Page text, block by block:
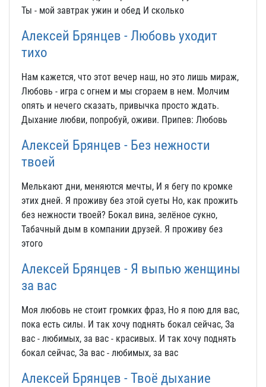
Ты - мой завтрак ужин и обед И сколько
Алексей Брянцев - Любовь уходит
тихо
Нам кажется, что этот вечер наш, но это лишь мираж,
Любовь - игра с огнем и мы сгораем в нем. Молчим
опять и нечего сказать, привычка просто ждать.
Дыхание любви, попробуй, оживи. Припев: Любовь
Алексей Брянцев - Без нежности
твоей
Мелькают дни, меняются мечты, И я бегу по кромке
этих дней. Я проживу без этой суеты Но, как прожить
без нежности твоей? Бокал вина, зелёное сукно,
Табачный дым в компании друзей. Я проживу без
этого
Алексей Брянцев - Я выпью женщины
за вас
Моя любовь не стоит громких фраз, Но я пою для вас,
пока есть силы. И так хочу поднять бокал сейчас, За
вас - любимых, за вас - красивых. И так хочу поднять
бокал сейчас, За вас - любимых, за вас
Алексей Брянцев - Твоё дыхание